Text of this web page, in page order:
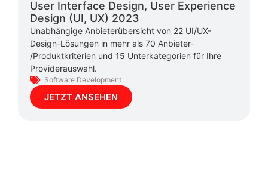
User Interface Design, User Experience
Design (UI, UX) 2023
Unabhängige Anbieterübersicht von 22 UI/UX-
Design-Lösungen in mehr als 70 Anbieter-
/Produktkriterien und 15 Unterkategorien für Ihre
Providerauswahl.
Software Development
JETZT ANSEHEN